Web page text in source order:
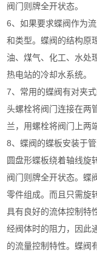
阀门则牌全开状态。
6、如果要求蝶阀作为
和类型。蝶阀的结构原
油、煤气、化工、水处
热电站的冷却水系统。
7、常用的蝶阀有对夹
头螺栓将阀门连接在两
兰，用螺栓将阀门上两
8、蝶阀的蝶板安装于
圆盘形蝶板绕着轴线旋
阀门则牌全开状态。蝶
零件组成。而且只需旋
具有良好的流体控制特
经阀体时的阻力，因此
的流量控制特性。蝶阀